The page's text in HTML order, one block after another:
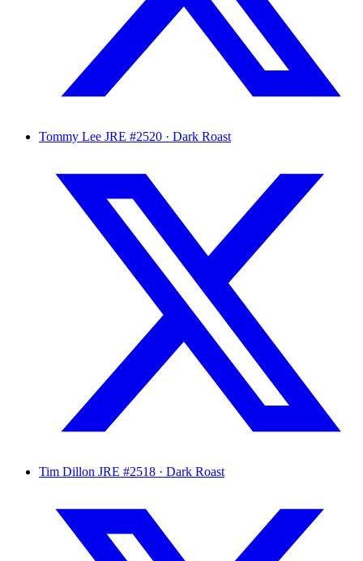
Tommy Lee JRE #2520 · Dark Roast
Tim Dillon JRE #2518 · Dark Roast